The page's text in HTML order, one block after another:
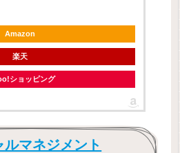
Amazon
楽天
ショッピング
マネジメント